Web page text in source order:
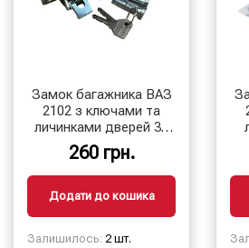
Замок багажника ВАЗ
2102 з ключами та
личинками дверей 33
STANDART
260 грн.
Додати до кошика
Залишилось: 2 шт.